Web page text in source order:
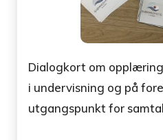
Dialogkort om
i undervisning og på
utgangspunkt for